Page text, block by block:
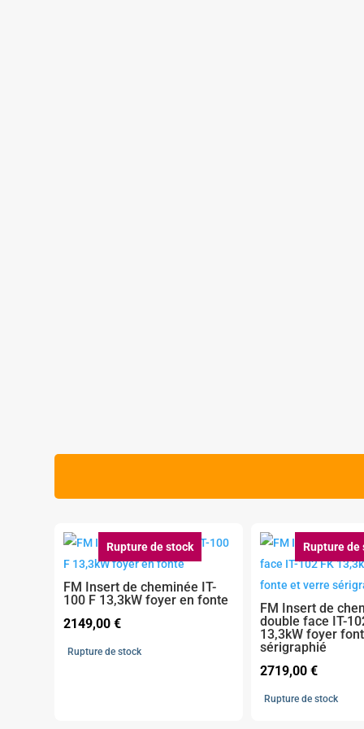
Rupture de stock
FM Insert de cheminée IT-
100 F 13,3kW foyer en fonte
2149,00€
Rupture de stock
Rupture de
FM Insert de
double face IT-
13,3kW foyer
sérigraphié
2719,00€
Rupture de stock